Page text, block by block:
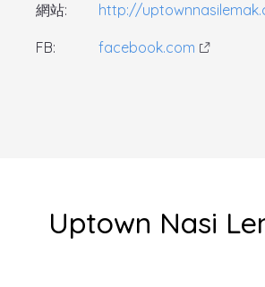
網站: http://
FB: facebook.com
Uptown Nasi